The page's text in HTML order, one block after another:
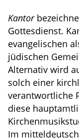
Kantor
Gottesdienst.
evangelischen
jüdischen
Alternativ wird
solch einer
verantwortliche
diese
Im